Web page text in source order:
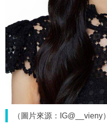
（圖片來源：IG@__vieny）